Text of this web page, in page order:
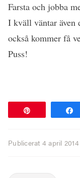
Farsta och jobba
I kväll väntar även
också kommer få
Puss!
Publicerat 4 april 2014